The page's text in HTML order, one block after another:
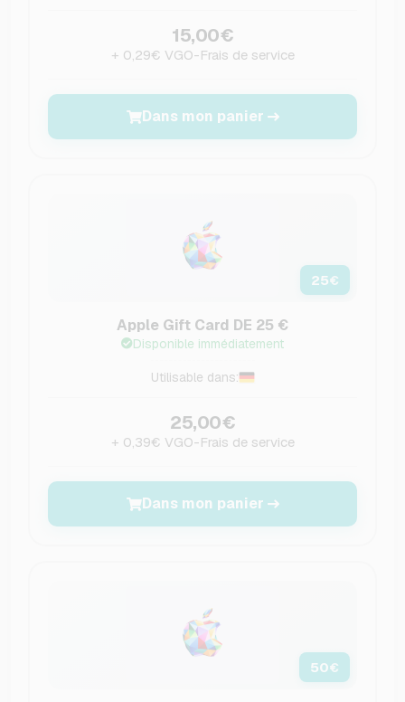
15,00€
+ 0,29€ VGO-Frais de service
Dans mon panier
25€
Apple Gift Card DE 25 €
Disponible immédiatement
Utilisable dans:
25,00€
+ 0,39€ VGO-Frais de service
Dans mon panier
50€